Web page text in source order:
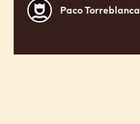
Paco
Torreblanca
Paco Torreblanca